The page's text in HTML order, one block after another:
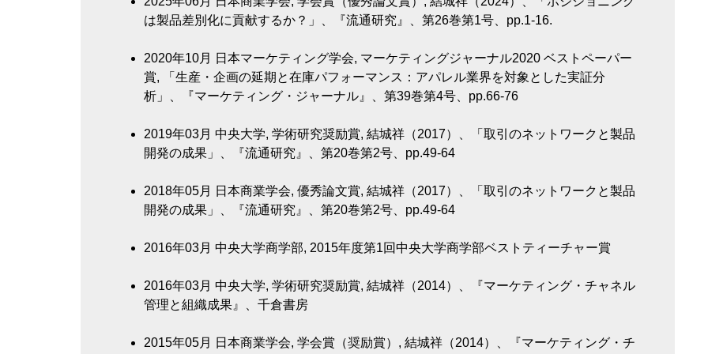
は製品差別化に貢献するか？」、『流通研究』、第26巻第1号、pp.1-16.
2020年10月
日本マーケティング学会, マーケティングジャーナル2020 ベストペーパー
賞, 「生産・企画の延期と在庫パフォーマンス：アパレル業界を対象とした実証分
析」、『マーケティング・ジャーナル』、第39巻第4号、pp.66-76
2019年03月 中央大学, 学術研究奨励賞, 結城祥（2017）、「取引のネットワークと製品
開発の成果」、『流通研究』、第20巻第2号、pp.49-64
2018年05月
日本商業学会, 優秀論文賞, 結城祥（2017）、「取引のネットワークと製品
開発の成果」、『流通研究』、第20巻第2号、pp.49-64
2016年03月 中央大学商学部, 2015年度第1回中央大学商学部ベストティーチャー賞
2016年03月 中央大学, 学術研究奨励賞, 結城祥（2014）、『マーケティング・チャネル
管理と組織成果』、千倉書房
2015年05月 日本商業学会, 学会賞（奨励賞）, 結城祥（2014）、『マーケティング・チ